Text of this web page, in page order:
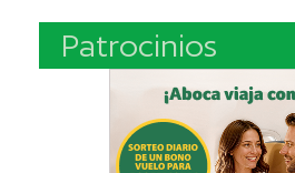
Patrocinios